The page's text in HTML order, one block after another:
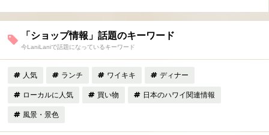
「ショップ情報」話題のキーワード
今LaniLaniで話題になっているキーワード
人気 ランチ ワイキキ ディナー
ローカルに人気 買い物 日本のハワイ関連情報
風景・景色